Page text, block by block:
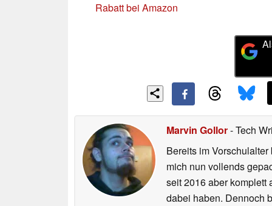
Rabatt bei Amazon
Marvin Gollor- Tech
Bereits im
mich nun vollends
seit 2016 aber komplett
dabei haben. Dennoch